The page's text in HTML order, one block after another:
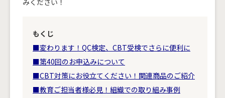
みください！
もくじ
■変わります！QC検定、CBT受検でさらに便利に
■第40回のお申込みについて
■CBT対策にお役立てください！関連商品のご紹介
■教育ご担当者様必見！組織での取り組み事例